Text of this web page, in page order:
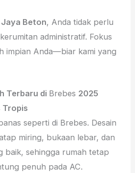
Jaya Beton, Anda tidak perlu
administratif. Fokus
impian Anda—biar kami yang
Terbaru di Brebes 2025
Tropis
seperti di Brebes. Desain
miring, bukaan lebar, dan
baik, sehingga rumah tetap
penuh pada AC.